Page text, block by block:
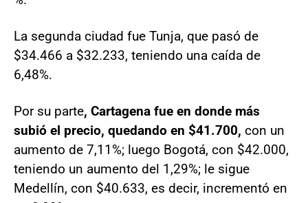
La segunda ciudad fue Tunja, que pasó de
$34.466 a $32.233, teniendo una caída de
6,48%.
Por su parte, Cartagena fue en donde más
subió el precio, quedando en $41.700, con un
aumento de 7,11%; luego Bogotá, con $42.000,
teniendo un aumento del 1,29%; le sigue
Medellín, con $40.633, es decir, incrementó en